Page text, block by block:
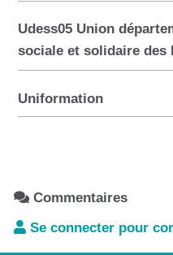
Udess05 Union
sociale et solidaire des
Uniformation
Commentaires
Se connecter pour